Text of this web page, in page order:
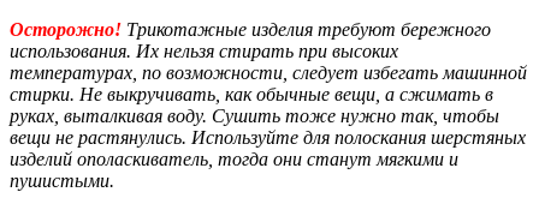
Осторожно! Трикотажные изделия требуют бережного
использования. Их нельзя стирать при высоких
температурах, по возможности, следует избегать машинной
стирки. Не выкручивать, как обычные вещи, а сжимать в
руках, выталкивая воду. Сушить тоже нужно так, чтобы
вещи не растянулись. Используйте для полоскания шерстяных
изделий ополаскиватель, тогда они станут мягкими и
пушистыми.